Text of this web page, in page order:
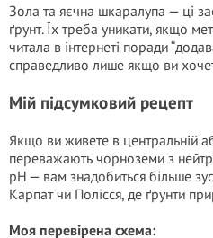
Зола та яєчна шкаралупа — ці
ґрунт. Їх треба уникати, якщо
читала в інтернеті поради
справедливо лише якщо ви
Мій підсумковий рецепт
Якщо ви живете в центральній
переважають чорноземи з
pH — вам знадобиться більше
Карпат чи Полісся, де ґрунти
Моя перевірена схема: